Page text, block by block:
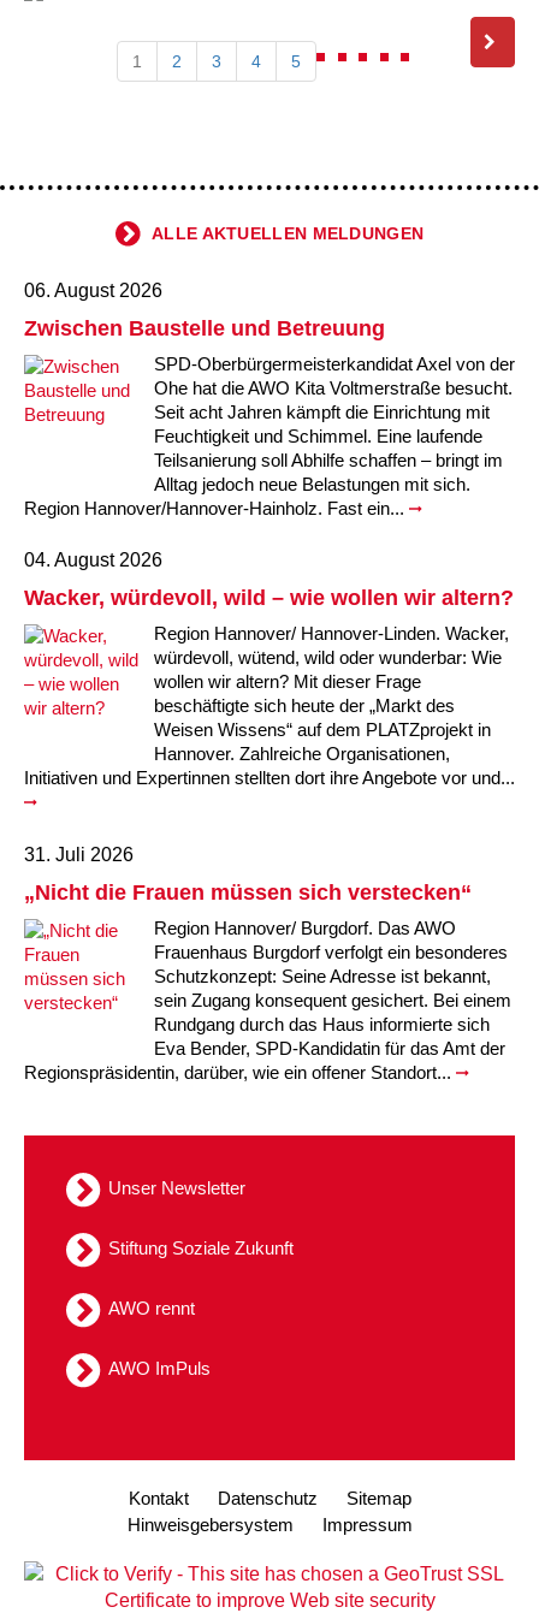
1 2 3 4 5
ALLE AKTUELLEN MELDUNGEN
06. August 2026
Zwischen Baustelle und Betreuung
SPD-Oberbürgermeisterkandidat Axel von der
Ohe hat die AWO Kita Voltmerstraße besucht.
Seit acht Jahren kämpft die Einrichtung mit
Feuchtigkeit und Schimmel. Eine laufende
Teilsanierung soll Abhilfe schaffen – bringt im
Alltag jedoch neue Belastungen mit sich.
Region Hannover/Hannover-Hainholz. Fast ein...
04. August 2026
Wacker, würdevoll, wild – wie wollen wir altern?
Region Hannover/ Hannover-Linden. Wacker,
würdevoll, wütend, wild oder wunderbar: Wie
wollen wir altern? Mit dieser Frage
beschäftigte sich heute der „Markt des
Weisen Wissens“ auf dem PLATZprojekt in
Hannover. Zahlreiche Organisationen,
Initiativen und Expertinnen stellten dort ihre Angebote vor und...
31. Juli 2026
„Nicht die Frauen müssen sich verstecken“
Region Hannover/ Burgdorf. Das AWO
Frauenhaus Burgdorf verfolgt ein besonderes
Schutzkonzept: Seine Adresse ist bekannt,
sein Zugang konsequent gesichert. Bei einem
Rundgang durch das Haus informierte sich
Eva Bender, SPD-Kandidatin für das Amt der
Regionspräsidentin, darüber, wie ein offener Standort...
Unser Newsletter
Stiftung Soziale Zukunft
AWO rennt
AWO ImPuls
Kontakt Datenschutz
Sitemap
Hinweisgebersystem
Impressum